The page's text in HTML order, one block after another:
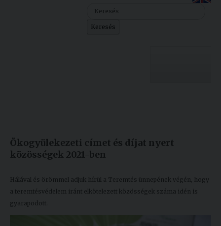
Sport
Akadémia
Keresés
Kutatás
Ökogyülekezeti címet és díjat nyert
közösségek 2021-ben
Hálával és örömmel adjuk hírül a Teremtés ünnepének végén, hogy
a teremtésvédelem iránt elkötelezett közösségek száma idén is
gyarapodott.